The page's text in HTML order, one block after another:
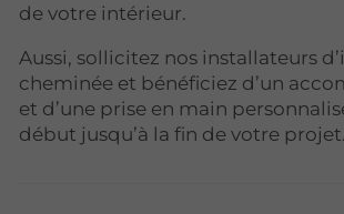
de votre intérieur.
Aussi, sollicitez nos installateurs
cheminée et bénéficiez d’un
et d’une prise en main
début jusqu’à la fin de votre projet.